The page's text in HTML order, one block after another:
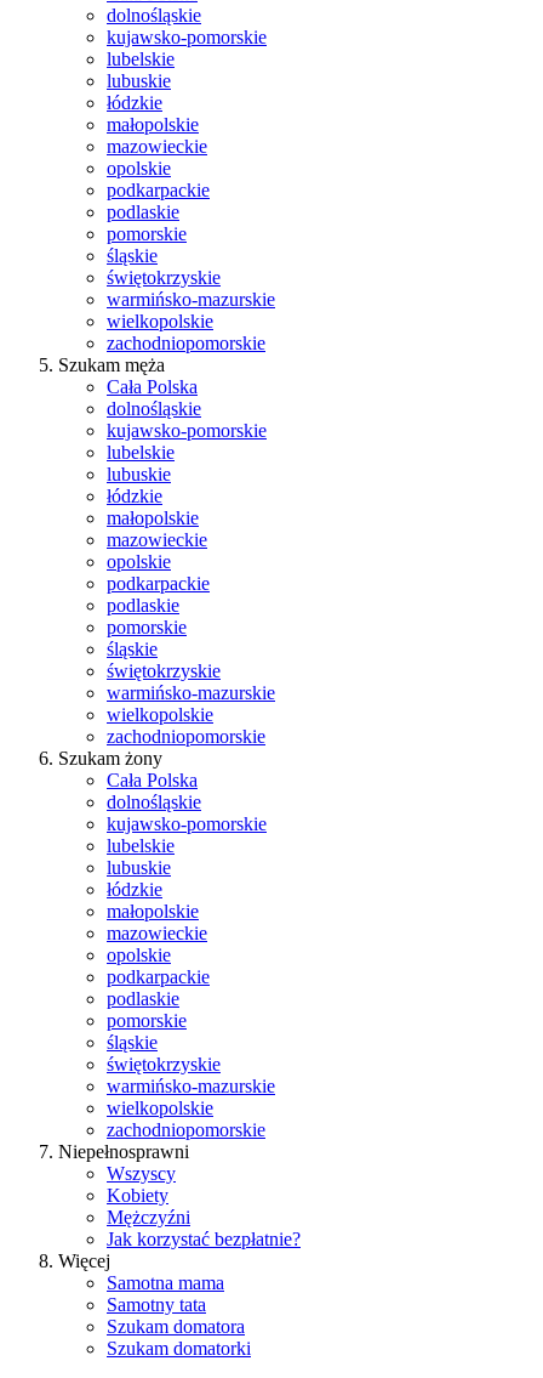
dolnośląskie
kujawsko-pomorskie
lubelskie
lubuskie
łódzkie
małopolskie
mazowieckie
opolskie
podkarpackie
podlaskie
pomorskie
śląskie
świętokrzyskie
warmińsko-mazurskie
wielkopolskie
zachodniopomorskie
Szukam męża
Cała Polska
dolnośląskie
kujawsko-pomorskie
lubelskie
lubuskie
łódzkie
małopolskie
mazowieckie
opolskie
podkarpackie
podlaskie
pomorskie
śląskie
świętokrzyskie
warmińsko-mazurskie
wielkopolskie
zachodniopomorskie
Szukam żony
Cała Polska
dolnośląskie
kujawsko-pomorskie
lubelskie
lubuskie
łódzkie
małopolskie
mazowieckie
opolskie
podkarpackie
podlaskie
pomorskie
śląskie
świętokrzyskie
warmińsko-mazurskie
wielkopolskie
zachodniopomorskie
Niepełnosprawni
Wszyscy
Kobiety
Mężczyźni
Jak korzystać bezpłatnie?
Więcej
Samotna mama
Samotny tata
Szukam domatora
Szukam domatorki